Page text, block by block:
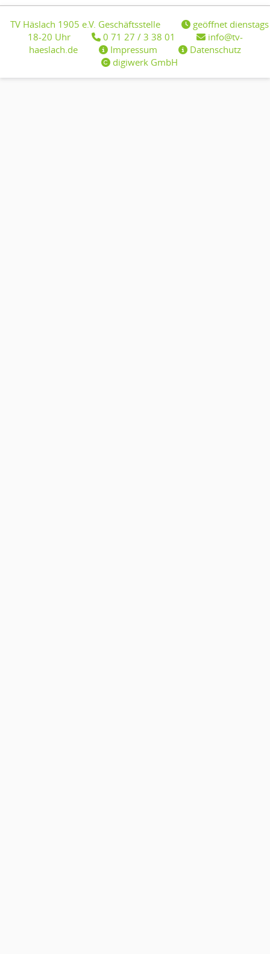
TV Häslach 1905 e.V. Geschäftsstelle
geöffnet dienstags
18-20 Uhr
0 71 27 / 3 38 01
info@tv-
haeslach.de
Impressum
Datenschutz
digiwerk GmbH